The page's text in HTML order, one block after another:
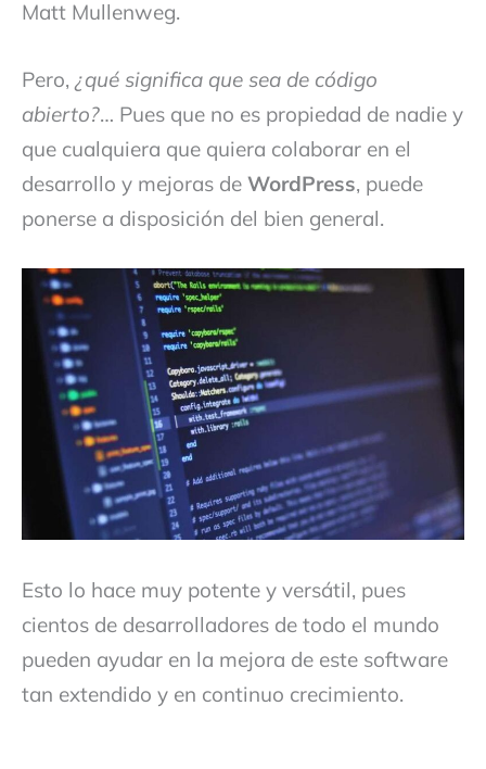
Matt Mullenweg.
Pero, ¿qué significa que sea de código
abierto?… Pues que no es propiedad de nadie y
que cualquiera que quiera colaborar en el
desarrollo y mejoras de WordPress, puede
ponerse a disposición del bien general.
Esto lo hace muy potente y versátil, pues
cientos de desarrolladores de todo el mundo
pueden ayudar en la mejora de este software
tan extendido y en continuo crecimiento.